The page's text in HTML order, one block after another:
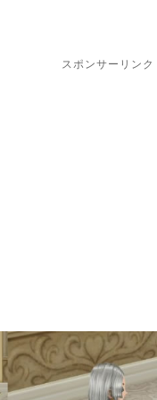
スポンサーリンク